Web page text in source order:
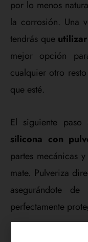
por lo menos
la corrosión. Una
tendrás que
mejor opción
cualquier otro
que esté.
El siguiente paso
silicona con
partes mecánicas
mate. Pulveriza
asegurándote
perfectamente